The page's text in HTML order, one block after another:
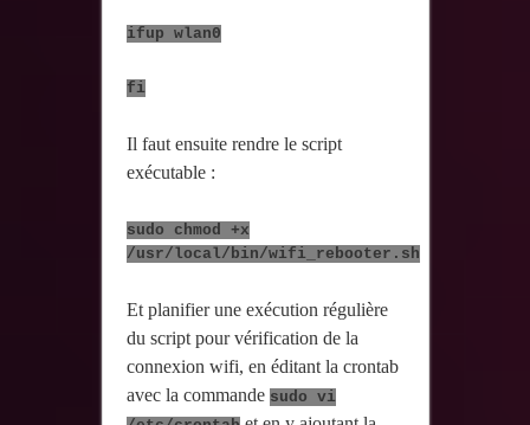
ifup wlan0
fi
Il faut ensuite rendre le script
exécutable :
sudo chmod +x
/usr/local/bin/wifi_rebooter.sh
Et planifier une exécution régulière
du script pour vérification de la
connexion wifi, en éditant la crontab
avec la commande sudo vi